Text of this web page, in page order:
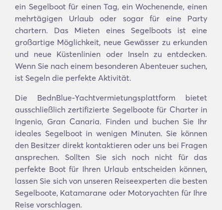
ein Segelboot für einen Tag, ein Wochenende, einen
mehrtägigen Urlaub oder sogar für eine Party
chartern. Das Mieten eines Segelboots ist eine
großartige Möglichkeit, neue Gewässer zu erkunden
und neue Küstenlinien oder Inseln zu entdecken.
Wenn Sie nach einem besonderen Abenteuer suchen,
ist Segeln die perfekte Aktivität.
Die BednBlue-Yachtvermietungsplattform bietet
ausschließlich zertifizierte Segelboote für Charter in
Ingenio, Gran Canaria. Finden und buchen Sie Ihr
ideales Segelboot in wenigen Minuten. Sie können
den Besitzer direkt kontaktieren oder uns bei Fragen
ansprechen. Sollten Sie sich noch nicht für das
perfekte Boot für Ihren Urlaub entscheiden können,
lassen Sie sich von unseren Reiseexperten die besten
Segelboote, Katamarane oder Motoryachten für Ihre
Reise vorschlagen.